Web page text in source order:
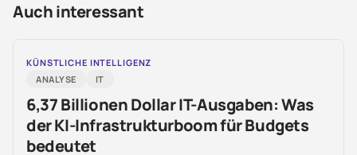
Auch interessant
KÜNSTLICHE INTELLIGENZ
ANALYSE
IT
6,37 Billionen Dollar IT-Ausgaben: Was
der KI-Infrastrukturboom für Budgets
bedeutet